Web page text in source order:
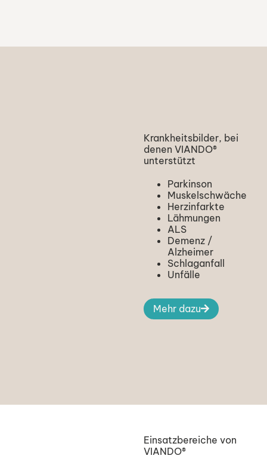
Krankheitsbilder, bei
denen VIANDO®
unterstützt
Parkinson
Muskelschwäche
Herzinfarkte
Lähmungen
ALS
Demenz /
Alzheimer
Schlaganfall
Unfälle
Mehr dazu
Einsatzbereiche von
VIANDO®​